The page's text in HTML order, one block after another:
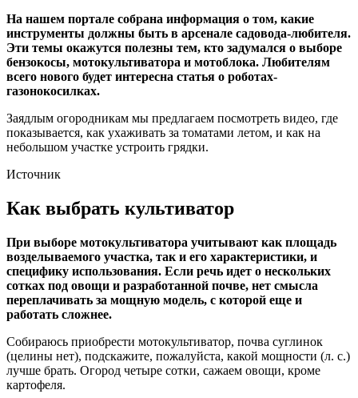
На нашем портале собрана информация о том, какие
инструменты должны быть в арсенале садовода-любителя.
Эти темы окажутся полезны тем, кто задумался о выборе
бензокосы, мотокультиватора и мотоблока. Любителям
всего нового будет интересна статья о роботах-
газонокосилках.
Заядлым огородникам мы предлагаем посмотреть видео, где
показывается, как ухаживать за томатами летом, и как на
небольшом участке устроить грядки.
Источник
Как выбрать культиватор
При выборе мотокультиватора учитывают как площадь
возделываемого участка, так и его характеристики, и
специфику использования. Если речь идет о нескольких
сотках под овощи и разработанной почве, нет смысла
переплачивать за мощную модель, с которой еще и
работать сложнее.
Собираюсь приобрести мотокультиватор, почва суглинок
(целины нет), подскажите, пожалуйста, какой мощности (л. с.)
лучше брать. Огород четыре сотки, сажаем овощи, кроме
картофеля.